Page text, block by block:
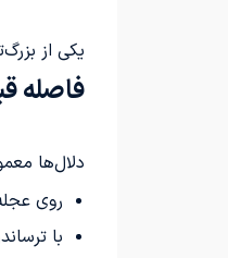
یکی از
فاصله
دلال‌ها
روی
با